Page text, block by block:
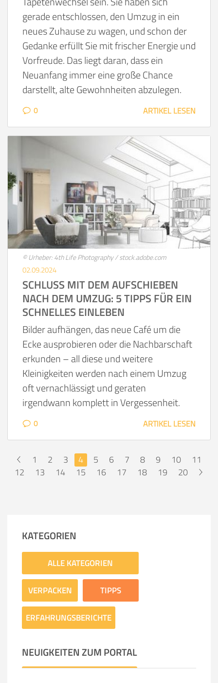
gerade entschlossen, den Umzug in ein
neues Zuhause zu wagen, und schon der
Gedanke erfüllt Sie mit frischer Energie und
Vorfreude. Das liegt daran, dass ein
Neuanfang immer eine große Chance
darstellt, alte Gewohnheiten abzulegen.
ARTIKEL LESEN
0
© Urheber: 4th Life Photography / stock.adobe.com
02.09.2024
SCHLUSS MIT DEM AUFSCHIEBEN
NACH DEM UMZUG: 5 TIPPS FÜR EIN
SCHNELLES EINLEBEN
Bilder aufhängen, das neue Café um die
Ecke ausprobieren oder die Nachbarschaft
erkunden – all diese und weitere
Kleinigkeiten werden nach einem Umzug
oft vernachlässigt und geraten
irgendwann komplett in Vergessenheit.
ARTIKEL LESEN
0
< 1 2 3 4 5 6 7 8 9 10
11
12
13 14 15 16 17 18 19 20 >
KATEGORIEN
ALLE KATEGORIEN
VERPACKEN TIPPS
ERFAHRUNGSBERICHTE
NEUIGKEITEN ZUM PORTAL